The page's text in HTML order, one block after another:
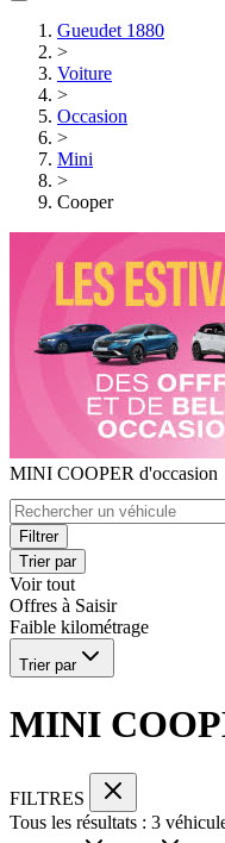
Gueudet 1880
>
Voiture
>
Occasion
>
Mini
>
Cooper
MINI COOPER d'occasion
Filtrer
Trier par
Voir tout
Offres à Saisir
Faible kilométrage
Trier par
MINI
FILTRES
Tous les résultats : 3